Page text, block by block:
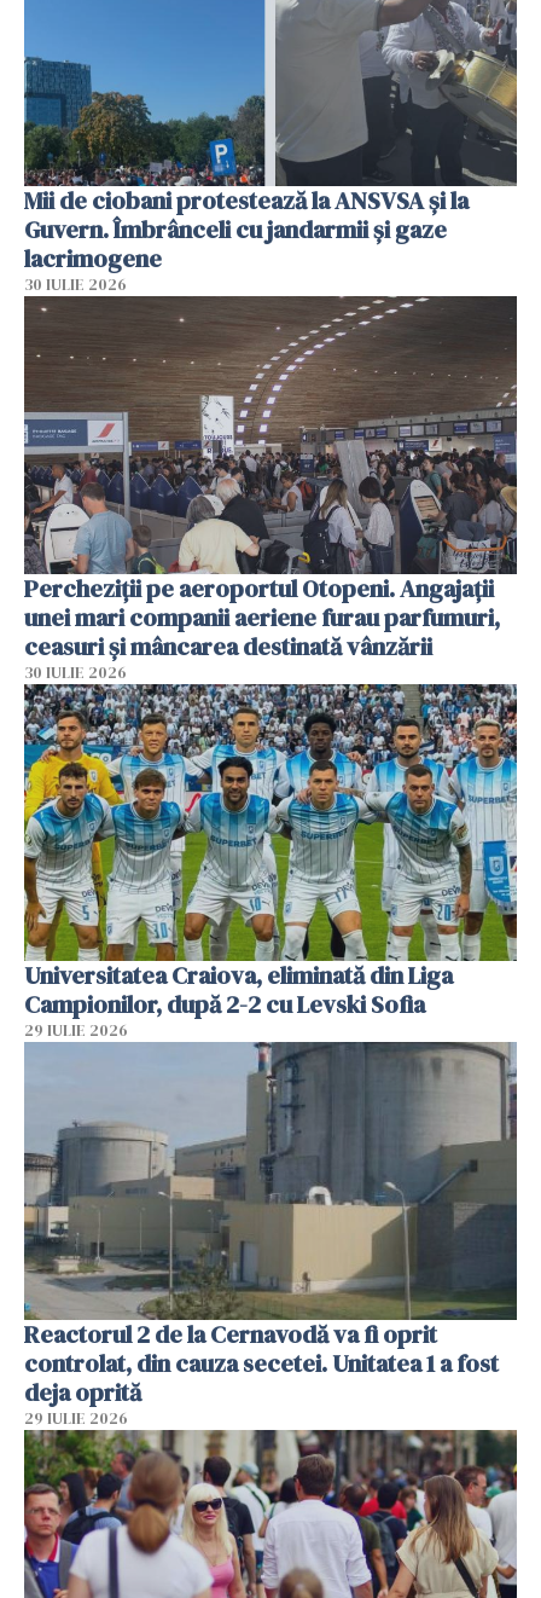
Mii de ciobani protestează la ANSVSA și la
Guvern. Îmbrânceli cu jandarmii și gaze
lacrimogene
30 IULIE 2026
Percheziții pe aeroportul Otopeni. Angajații
unei mari companii aeriene furau parfumuri,
ceasuri și mâncarea destinată vânzării
30 IULIE 2026
Universitatea Craiova, eliminată din Liga
Campionilor, după 2-2 cu Levski Sofia
29 IULIE 2026
Reactorul 2 de la Cernavodă va fi oprit
controlat, din cauza secetei. Unitatea 1 a fost
deja oprită
29 IULIE 2026